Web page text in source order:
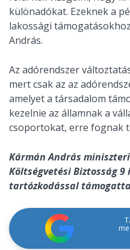
különadókat. Ezeknek a
lakossági
András.
Az adórendszer
mert csak az az
amelyet a társadalom
kezelnie az államnak a
csoportokat, erre fognak
Kármán András
Költségvetési Biztosság
tartózkodással